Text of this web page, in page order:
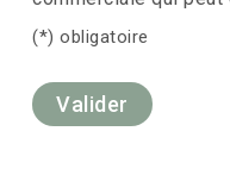
(*) obligatoire